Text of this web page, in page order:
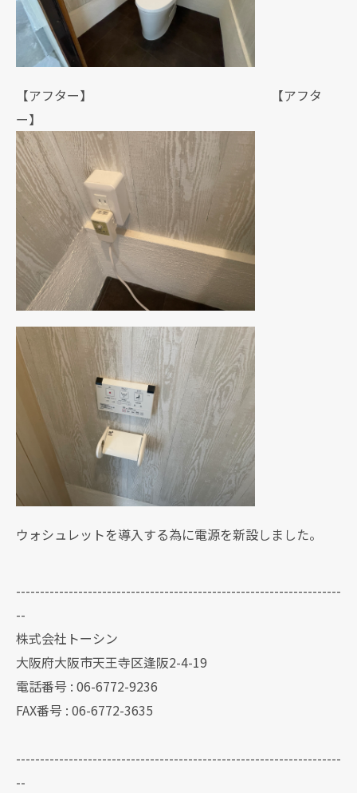
【アフター】 【アフタ
ー】
ウォシュレットを導入する為に電源を新設しました。
--------------------------------------------------------------------
--
株式会社トーシン
大阪府大阪市天王寺区逢阪2-4-19
電話番号 : 06-6772-9236
FAX番号 : 06-6772-3635
--------------------------------------------------------------------
--